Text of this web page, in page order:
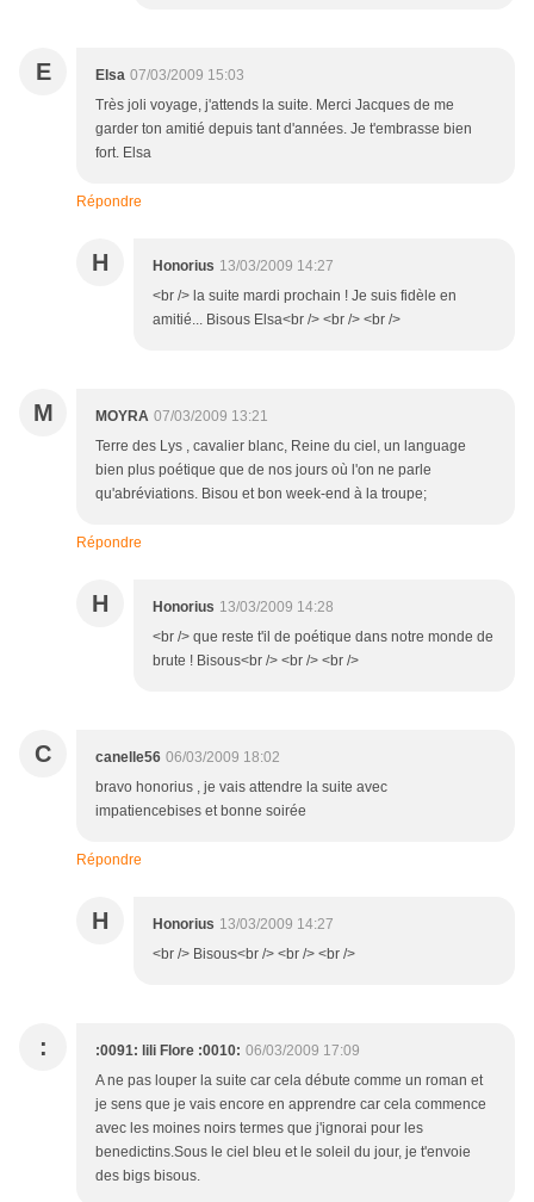
E Elsa 07/03/2009 15:03
Très joli voyage, j'attends la suite. Merci Jacques de me
garder ton amitié depuis tant d'années. Je t'embrasse bien
fort. Elsa
Répondre
H Honorius 13/03/2009 14:27
<br /> la suite mardi prochain ! Je suis fidèle en
amitié... Bisous Elsa<br /> <br /> <br />
M MOYRA 07/03/2009 13:21
Terre des Lys , cavalier blanc, Reine du ciel, un language
bien plus poétique que de nos jours où l'on ne parle
qu'abréviations. Bisou et bon week-end à la troupe;
Répondre
H Honorius 13/03/2009 14:28
<br /> que reste t'il de poétique dans notre monde de
brute ! Bisous<br /> <br /> <br />
C canelle56 06/03/2009 18:02
bravo honorius , je vais attendre la suite avec
impatiencebises et bonne soirée
Répondre
H Honorius 13/03/2009 14:27
<br /> Bisous<br /> <br /> <br />
: :0091: lili Flore :0010: 06/03/2009 17:09
A ne pas louper la suite car cela débute comme un roman et
je sens que je vais encore en apprendre car cela commence
avec les moines noirs termes que j'ignorai pour les
benedictins.Sous le ciel bleu et le soleil du jour, je t'envoie
des bigs bisous.